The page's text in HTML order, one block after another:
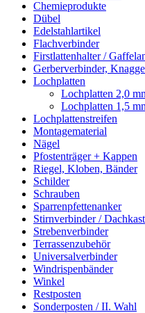
Chemieprodukte
Dübel
Edelstahlartikel
Flachverbinder
Firstlattenhalter /
Gerberverbinder,
Lochplatten
Lochplatten 2,0
Lochplatten 1,5
Lochplattenstreifen
Montagematerial
Nägel
Pfostenträger + Kappen
Riegel, Kloben, Bänder
Schilder
Schrauben
Sparrenpfettenanker
Stirnverbinder /
Strebenverbinder
Terrassenzubehör
Universalverbinder
Windrispenbänder
Winkel
Restposten
Sonderposten / II. Wahl